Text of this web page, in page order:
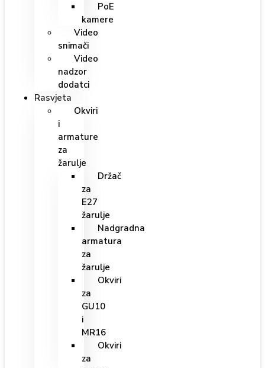
PoE
kamere
Video
snimači
Video
nadzor
dodatci
Rasvjeta
Okviri
i
armature
za
žarulje
Držač
za
E27
žarulje
Nadgradna
armatura
za
žarulje
Okviri
za
GU10
i
MR16
Okviri
za